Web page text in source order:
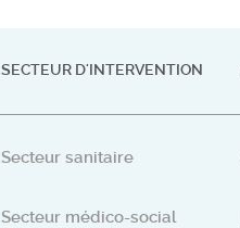
SECTEUR D'INTERVENTION
Secteur sanitaire
Secteur médico-social